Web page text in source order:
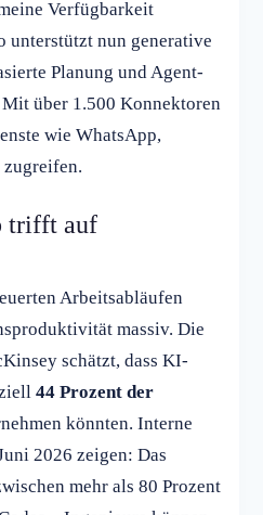
Verfügbarkeit
unterstützt nun generative
Planung und Agent-
über 1.500 Konnektoren
wie WhatsApp,
zugreifen.
trifft auf
Arbeitsabläufen
massiv. Die
schätzt, dass KI-
44 Prozent der
könnten. Interne
2026 zeigen: Das
mehr als 80 Prozent